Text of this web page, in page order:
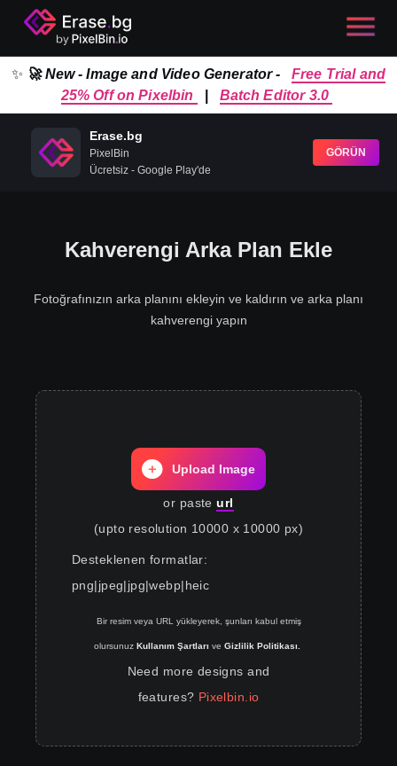
✨ 🚀 New - Image and Video Generator -
Free Trial and
25% Off on Pixelbin
Batch Editor 3.0
Erase.bg
PixelBin
Ücretsiz - Google Play'de
GÖRÜN
Kahverengi Arka Plan Ekle
Fotoğrafınızın arka planını ekleyin ve kaldırın ve arka planı
kahverengi yapın
Upload Image
or paste url
(upto resolution 10000 x 10000 px)
Desteklenen formatlar:
png|jpeg|jpg|webp|heic
Bir resim veya URL yükleyerek, şunları kabul etmiş
olursunuz Kullanım Şartları ve Gizlilik Politikası.
Need more designs and
features? Pixelbin.io